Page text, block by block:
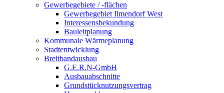
Gewerbegebiete / -flächen
Gewerbegebiet Ilmendorf West
Interessensbekundung
Bauleitplanung
Kommunale Wärmeplanung
Stadtentwicklung
Breitbandausbau
G.E.R.N-GmbH
Ausbauabschnitte
Grundstücknutzungsvertrag